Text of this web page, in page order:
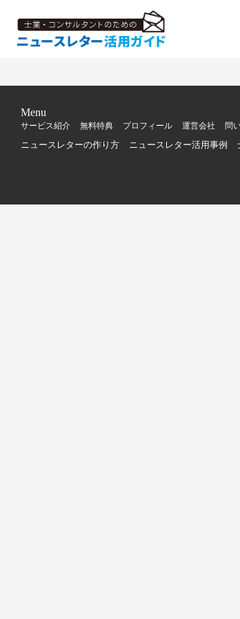
Menu
サービス紹介 無料特典 プロフィール 運営会社 問
ニュースレターの作り方 ニュースレター活用事例